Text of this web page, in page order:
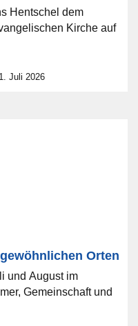
Hentschel dem
Kirche auf
Juli 2026
Orten
und August im
Gemeinschaft und